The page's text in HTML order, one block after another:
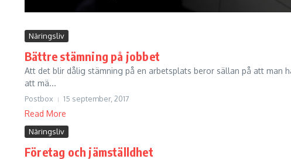
Näringsliv
Bättre stämning på jobbet
Att det blir dålig stämning på en arbetsplats beror sällan på att man
att mä...
Postbox 15 september, 2017
Read More
Näringsliv
Företag och jämställdhet